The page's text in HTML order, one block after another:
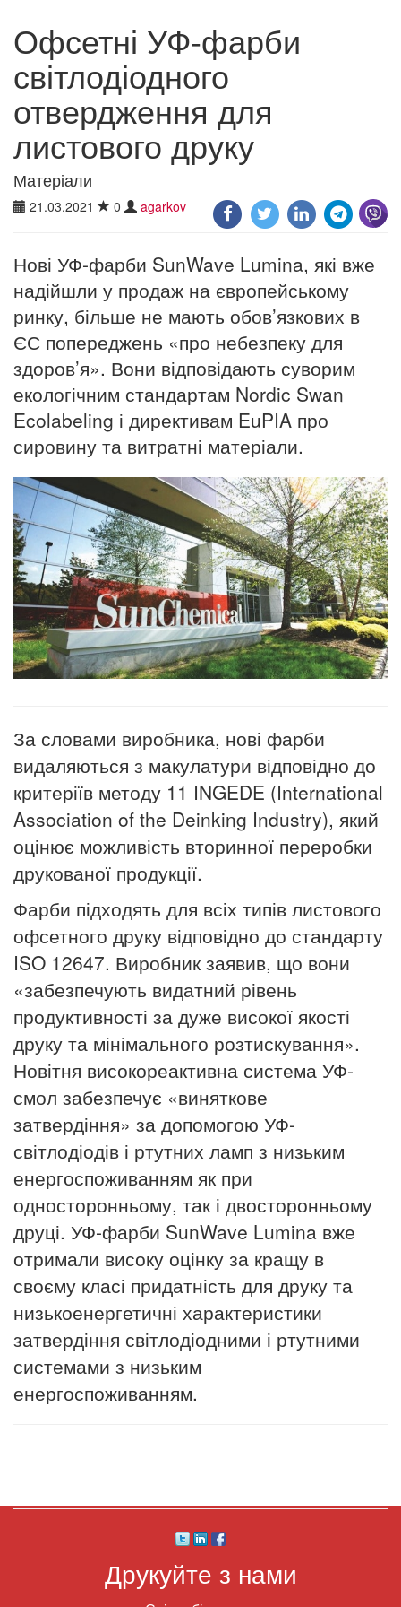
Офсетні УФ-фарби
світлодіодного
отвердження для
листового друку
Матеріали
21.03.2021 0 agarkov
Нові УФ-фарби SunWave Lumina, які вже
надійшли у продаж на європейському
ринку, більше не мають обов’язкових в
ЄС попереджень «про небезпеку для
здоров’я». Вони відповідають суворим
екологічним стандартам Nordic Swan
Ecolabeling і директивам EuPIA про
сировину та витратні матеріали.
За словами виробника, нові фарби
видаляються з макулатури відповідно до
критеріїв методу 11 INGEDE (International
Association of the Deinking Industry), який
оцінює можливість вторинної переробки
друкованої продукції.
Фарби підходять для всіх типів листового
офсетного друку відповідно до стандарту
ISO 12647. Виробник заявив, що вони
«забезпечують видатний рівень
продуктивності за дуже високої якості
друку та мінімального розтискування».
Новітня високореактивна система УФ-
смол забезпечує «виняткове
затвердіння» за допомогою УФ-
світлодіодів і ртутних ламп з низьким
енергоспоживанням як при
односторонньому, так і двосторонньому
друці. УФ-фарби SunWave Lumina вже
отримали високу оцінку за кращу в
своєму класі придатність для друку та
низькоенергетичні характеристики
затвердіння світлодіодними і ртутними
системами з низьким
енергоспоживанням.
Друкуйте з нами